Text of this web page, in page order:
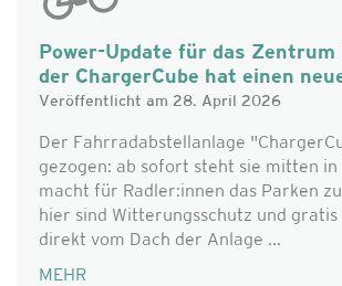
Power-Update für das Zentrum
der ChargerCube hat einen
Veröffentlicht am 28. April 2026
Der Fahrradabstellanlage
gezogen: ab sofort steht sie mitten in
macht für Radler:innen das Parken
hier sind Witterungsschutz und gratis
direkt vom Dach der Anlage ...
MEHR